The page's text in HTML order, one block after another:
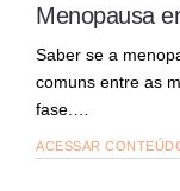
Menopausa
Saber se a
comuns entre as
fase.…
ACESSAR